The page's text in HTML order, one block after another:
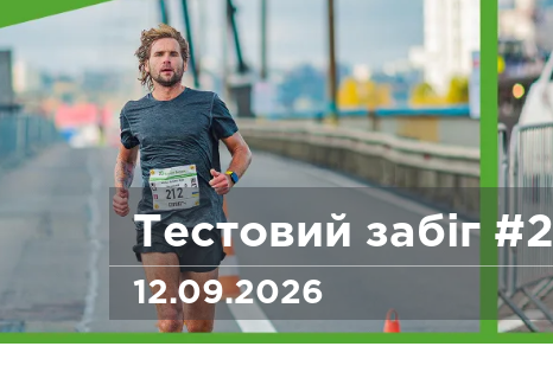
Тестовий забіг #2
12.09.2026